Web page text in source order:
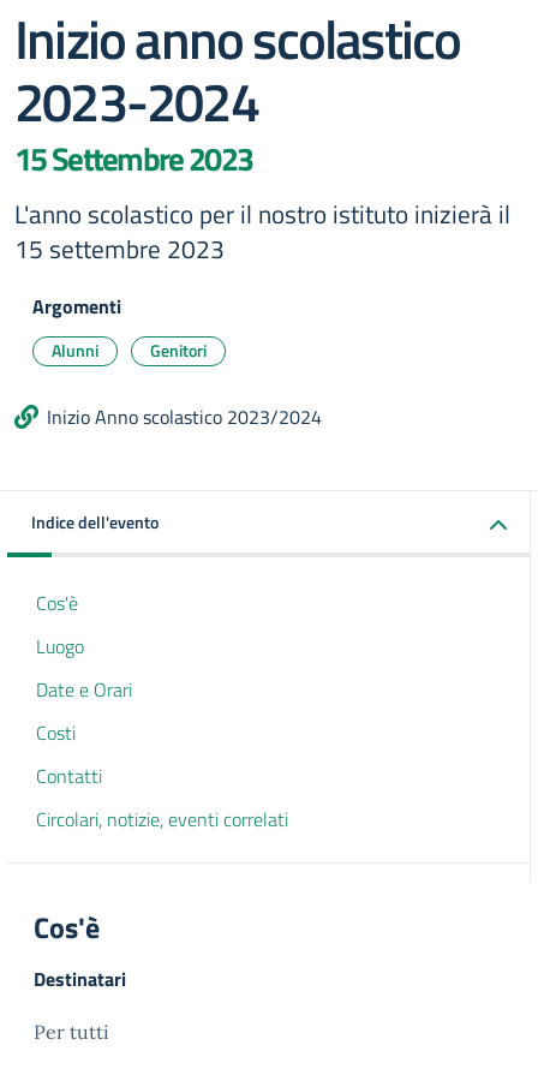
Inizio anno scolastico
2023-2024
15 Settembre 2023
L'anno scolastico per il nostro istituto inizierà il
15 settembre 2023
Argomenti
Alunni Genitori
Inizio Anno scolastico 2023/2024
Indice dell'evento
Cos'è
Luogo
Date e Orari
Costi
Contatti
Circolari, notizie, eventi correlati
Cos'è
Destinatari
Per tutti